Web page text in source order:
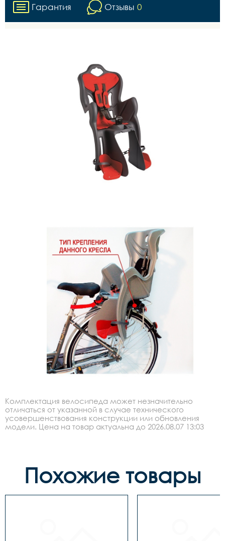
Гарантия Отзывы 0
Комплектация велосипеда может незначительно
отличаться от указанной в случае технического
усовершенствования конструкции или обновления
модели. Цена на товар актуальна до 2026.08.07 13:03
Похожие товары